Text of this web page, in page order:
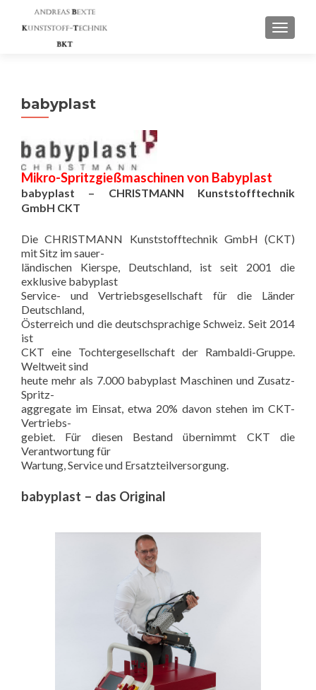
babyplast
Mikro-Spritzgießmaschinen von Babyplast
babyplast – CHRISTMANN Kunststofftechnik
GmbH CKT
Die CHRISTMANN Kunststofftechnik GmbH (CKT)
mit Sitz im sauer-
ländischen Kierspe, Deutschland, ist seit 2001 die
exklusive babyplast
Service- und Vertriebsgesellschaft für die Länder
Deutschland,
Österreich und die deutschsprachige Schweiz. Seit 2014
ist
CKT eine Tochtergesellschaft der Rambaldi-Gruppe.
Weltweit sind
heute mehr als 7.000 babyplast Maschinen und Zusatz-
Spritz-
aggregate im Einsat, etwa 20% davon stehen im CKT-
Vertriebs-
gebiet. Für diesen Bestand übernimmt CKT die
Verantwortung für
Wartung, Service und Ersatzteilversorgung.
babyplast – das Original